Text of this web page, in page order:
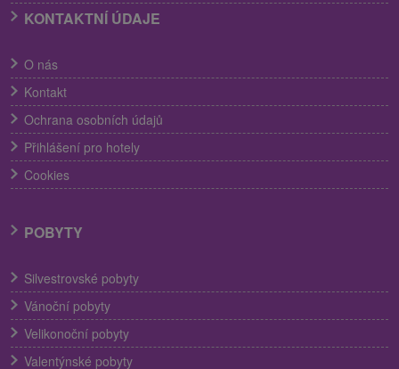
KONTAKTNÍ ÚDAJE
O nás
Kontakt
Ochrana osobních údajů
Přihlášení pro hotely
Cookies
POBYTY
Silvestrovské pobyty
Vánoční pobyty
Velikonoční pobyty
Valentýnské pobyty